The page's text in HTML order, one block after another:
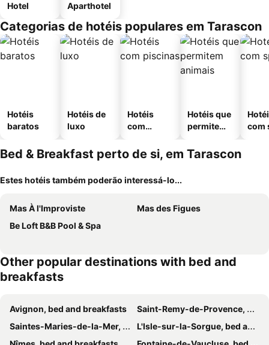
Hotel Aparthotel
Categorias de hotéis populares em Tarascon
Hotéis
baratos
Hotéis de
luxo
Hotéis
com
Hotéis que
permitem
com
Bed & Breakfast perto de si, em Tarascon
Estes hotéis também poderão interessá-lo...
Mas À l'Improviste
Mas des Figues
Be Loft B&B Pool & Spa
Other popular destinations with bed and
breakfasts
Avignon, bed and breakfasts
Saint-Remy-de-Provence, bed and breakfasts
Saintes-Maries-de-la-Mer, bed and breakfasts
L'Isle-sur-la-Sorgue, bed and breakfasts